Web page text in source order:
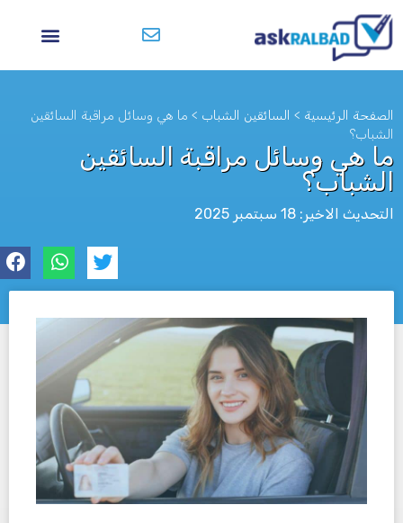
الصفحة الرئيسية > السائقين الشباب > ما هي وسائل مراقبة السائقين
الشباب؟
ما هي وسائل مراقبة السائقين
الشباب؟
التحديث الاخير: 18 سبتمبر 2025